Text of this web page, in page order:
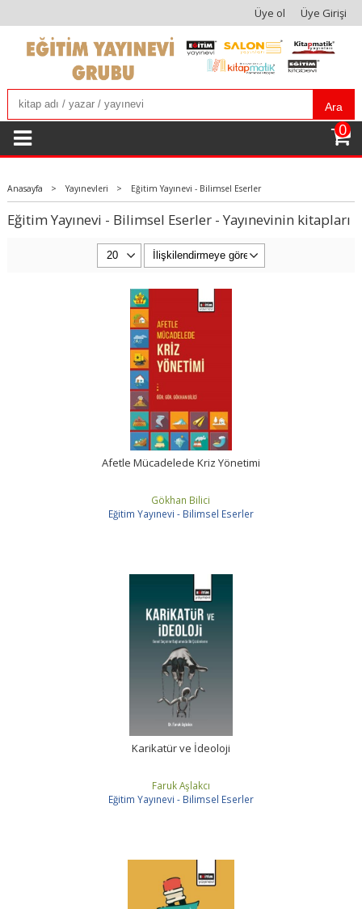
Üye ol Üye Girişi
Ara
0
Anasayfa > Yayınevleri > Eğitim Yayınevi - Bilimsel Eserler
Eğitim Yayınevi - Bilimsel Eserler - Yayınevinin kitapları
Afetle Mücadelede Kriz Yönetimi
Gökhan Bilici
Eğitim Yayınevi - Bilimsel Eserler
Karikatür ve İdeoloji
Faruk Aşlakcı
Eğitim Yayınevi - Bilimsel Eserler